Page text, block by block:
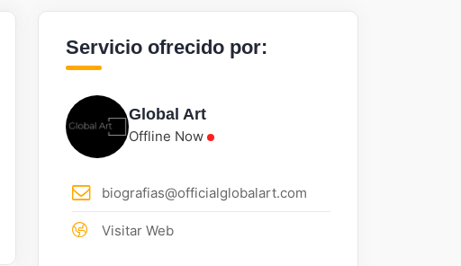
Servicio ofrecido por:
Global Art
Offline Now
biografias@officialglobalart.com
Visitar Web